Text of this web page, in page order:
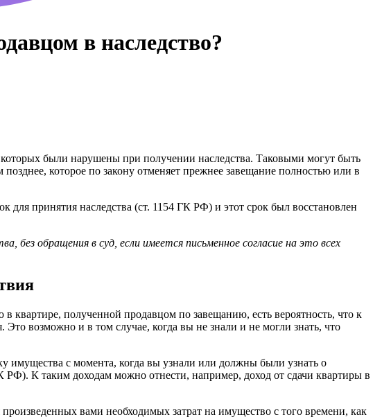
в наследство?
были нарушены при получении наследства. Таковыми могут быть
которое по закону отменяет прежнее завещание полностью или в
принятия наследства (ст. 1154 ГК РФ) и этот срок был восстановлен
без обращения в суд, если имеется письменное согласие на это всех
квартире, полученной продавцом по завещанию, есть вероятность, что к
возможно и в том случае, когда вы не знали и не могли знать, что
имущества с момента, когда вы узнали или должны были узнать о
РФ). К таким доходам можно отнести, например, доход от сдачи квартиры в
вами необходимых затрат на имущество с того времени, как